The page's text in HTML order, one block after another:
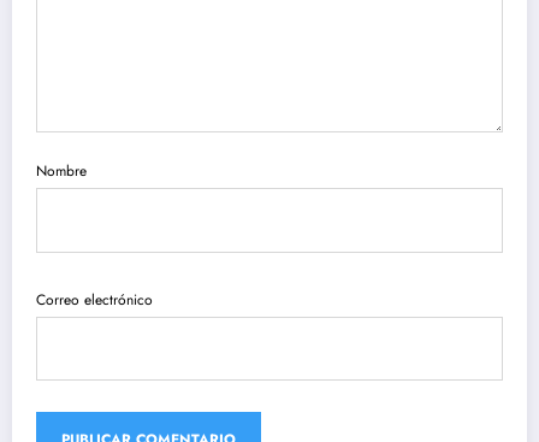
Nombre
Correo electrónico